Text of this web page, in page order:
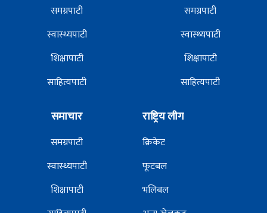
समग्रपाटी
स्वास्थ्यपाटी
शिक्षापाटी
साहित्यपाटी
समग्रपाटी
स्वास्थ्यपाटी
शिक्षापाटी
साहित्यपाटी
समाचार
समग्रपाटी
स्वास्थ्यपाटी
शिक्षापाटी
राष्ट्रिय लीग
क्रिकेट
फूटबल
भलिबल